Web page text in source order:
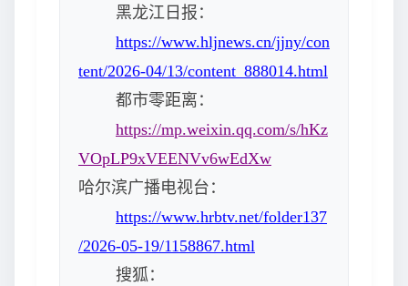
黑龙江日报：
https://www.hljnews.cn/jjny/con
tent/2026-04/13/content_888014.html
都市零距离：
https://mp.weixin.qq.com/s/hKz
VOpLP9xVEENVv6wEdXw
哈尔滨广播电视台：
https://www.hrbtv.net/folder137
/2026-05-19/1158867.html
搜狐：